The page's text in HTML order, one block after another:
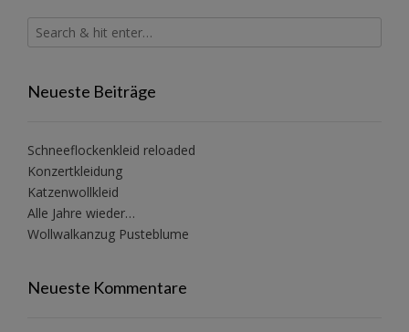
Neueste Beiträge
Schneeflockenkleid reloaded
Konzertkleidung
Katzenwollkleid
Alle Jahre wieder…
Wollwalkanzug Pusteblume
Neueste Kommentare